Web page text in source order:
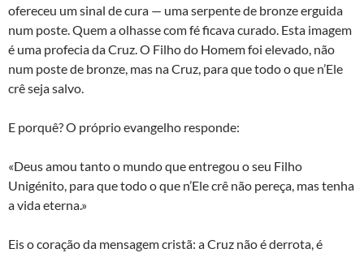
ofereceu um sinal de cura — uma serpente de bronze erguida
num poste. Quem a olhasse com fé ficava curado. Esta imagem
é uma profecia da Cruz. O Filho do Homem foi elevado, não
num poste de bronze, mas na Cruz, para que todo o que n’Ele
crê seja salvo.
E porquê? O próprio evangelho responde:
«Deus amou tanto o mundo que entregou o seu Filho
Unigénito, para que todo o que n’Ele crê não pereça, mas tenha
a vida eterna.»
Eis o coração da mensagem cristã: a Cruz não é derrota, é